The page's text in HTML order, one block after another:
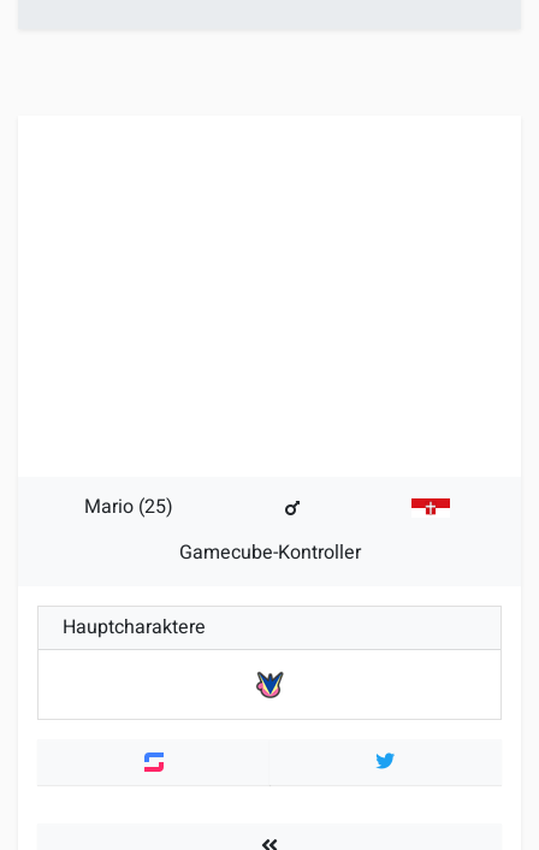
Mario (25)
Gamecube-Kontroller
Hauptcharaktere
Twitter